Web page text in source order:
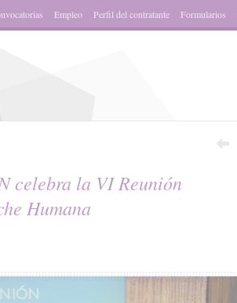
Empleo Perfil del contratante Formularios
celebra la VI Reunión
Humana